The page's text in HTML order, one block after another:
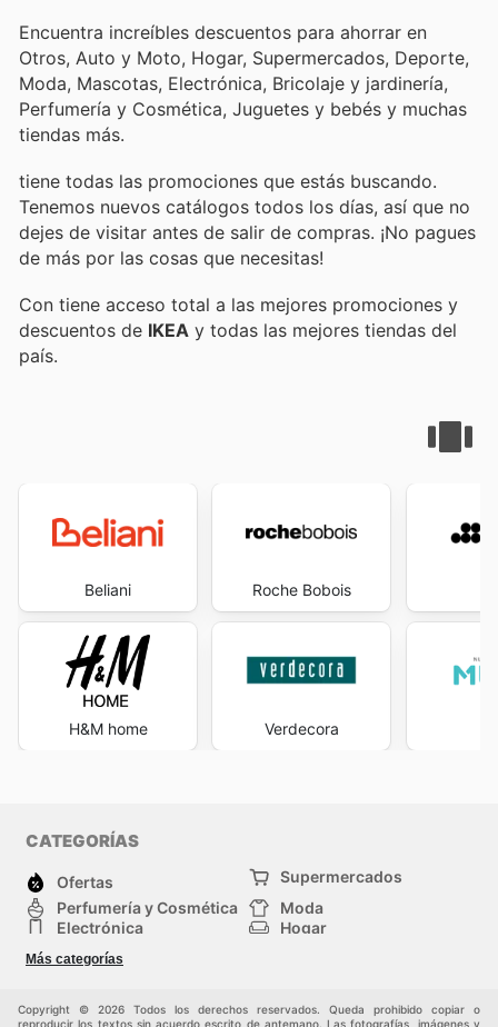
Encuentra increíbles descuentos para ahorrar en
Otros, Auto y Moto, Hogar, Supermercados, Deporte,
Moda, Mascotas, Electrónica, Bricolaje y jardinería,
Perfumería y Cosmética, Juguetes y bebés y muchas
tiendas más.
tiene todas las promociones que estás buscando.
Tenemos nuevos catálogos todos los días, así que no
dejes de visitar antes de salir de compras. ¡No pagues
de más por las cosas que necesitas!
Con tiene acceso total a las mejores promociones y
descuentos de IKEA y todas las mejores tiendas del
país.
Beliani
H&M home
Roche Bobois
Verdecora
CATEGORÍAS
Ofertas
Supermercados
Perfumería y Cosmética
Moda
Electrónica
Hogar
Deporte
Juguetes y bebés
Más categorías
Copyright © 2026 Todos los derechos reservados. Queda prohibido copiar o
reproducir los textos sin acuerdo escrito de antemano. Las fotografías, imágenes y